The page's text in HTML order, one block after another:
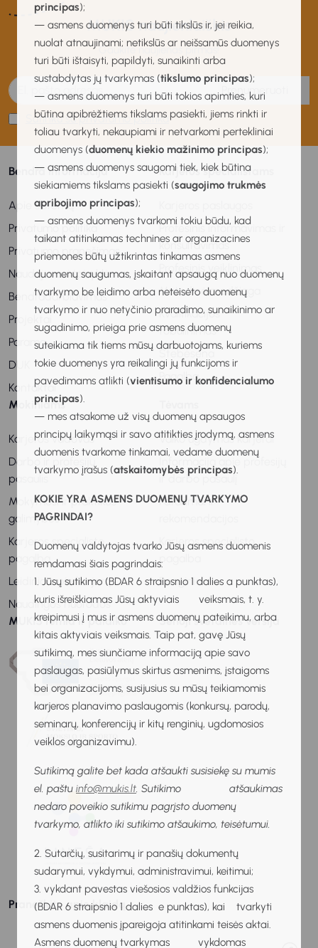
principas);
— asmens duomenys turi būti tikslūs ir, jei reikia,
nuolat atnaujinami; netikslūs ar neišsamūs duomenys
turi būti ištaisyti, papildyti, sunaikinti arba
sustabdytas jų tvarkymas (tikslumo principas);
— asmens duomenys turi būti tokios apimties, kuri
būtina apibrėžtiems tikslams pasiekti, jiems rinkti ir
toliau tvarkyti, nekaupiami ir netvarkomi pertekliniai
duomenys (duomenų kiekio mažinimo principas);
— asmens duomenys saugomi tiek, kiek būtina
siekiamiems tikslams pasiekti (saugojimo trukmės
apribojimo principas);
— asmens duomenys tvarkomi tokiu būdu, kad
taikant atitinkamas technines ar organizacines
priemones būtų užtikrintas tinkamas asmens
duomenų saugumas, įskaitant apsaugą nuo duomenų
tvarkymo be leidimo arba neteisėto duomenų
tvarkymo ir nuo netyčinio praradimo, sunaikinimo ar
sugadinimo, prieiga prie asmens duomenų
suteikiama tik tiems mūsų darbuotojams, kuriems
tokie duomenys yra reikalingi jų funkcijoms ir
pavedimams atlikti (vientisumo ir konfidencialumo
principas).
— mes atsakome už visų duomenų apsaugos
principų laikymąsi ir savo atitikties įrodymą, asmens
duomenis tvarkome tinkamai, vedame duomenų
tvarkymo įrašus (atskaitomybės principas).
KOKIE YRA ASMENS DUOMENŲ TVARKYMO
PAGRINDAI?
Duomenų valdytojas tvarko Jūsų asmens duomenis
remdamasi šiais pagrindais:
1. Jūsų sutikimo (BDAR 6 straipsnio 1 dalies a punktas),
kuris išreiškiamas Jūsų aktyviais veiksmais, t. y.
kreipimusi į mus ir asmens duomenų pateikimu, arba
kitais aktyviais veiksmais. Taip pat, gavę Jūsų
sutikimą, mes siunčiame informaciją apie savo
paslaugas, pasiūlymus skirtus asmenims, įstaigoms
bei organizacijoms, susijusius su mūsų teikiamomis
karjeros planavimo paslaugomis (konkursų, parodų,
seminarų, konferencijų ir kitų renginių, ugdomosios
veiklos organizavimu).
Sutikimą galite bet kada atšaukti susisiekę su mumis
el. paštu info@mukis.lt. Sutikimo atšaukimas
nedaro poveikio sutikimu pagrįsto duomenų
tvarkymo, atlikto iki sutikimo atšaukimo, teisėtumui.
2. Sutarčių, susitarimų ir panašių dokumentų
sudarymui, vykdymui, administravimui, keitimui;
3. vykdant pavestas viešosios valdžios funkcijas
(BDAR 6 straipsnio 1 dalies e punktas), kai tvarkyti
asmens duomenis įpareigoja atitinkami teisės aktai.
Asmens duomenų tvarkymas vykdomas
MUKIS naujienlaiškis
Gaukite naujienas pirmas!
Prenumeruoti
Sutinku su privatumo politika
Bendra informacija
Apie sistemą
Privatumo politika
Privatumo pranešimas
Naudojimosi taisyklės
Bendradarbiavimas
Projektai
Parama
DUK
Kontaktai
Karjeros specialistams
Profesinis informavimas ir
konsultavimas
Profesinis veiklinimas
Metodinė medžiaga
Kvalifikacijos
tobulinimas
Stebėsena
Pagalba
Mokiniams
Karjeros vadovas
Darbo ir profesijų
pasaulis
Mokymosi ir praktikos
galimybės
Karjeros specialisto
pagalba
Leidiniai apie karjerą
Naudingos nuorodos
Vaiko ugdymas karjerai
Informacija apie profesijų
ir darbo pasaulį
Patarimai ir
Karjeros specialisto
Renginiai
MUKIS remia ir palaiko Senoji svetainės versija
Praneškite apie klaidą